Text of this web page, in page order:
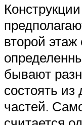
второй
бывают
состоять из
частей.